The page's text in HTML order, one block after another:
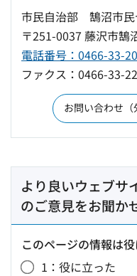
市民自治部 鵠沼市民
〒251-0037 藤沢市鵠
電話番号：0466-33-
ファクス：0466-33-
お問い合わせ（
より良いウェブサ
のご意見をお聞か
このページの情報は
1：役に立った